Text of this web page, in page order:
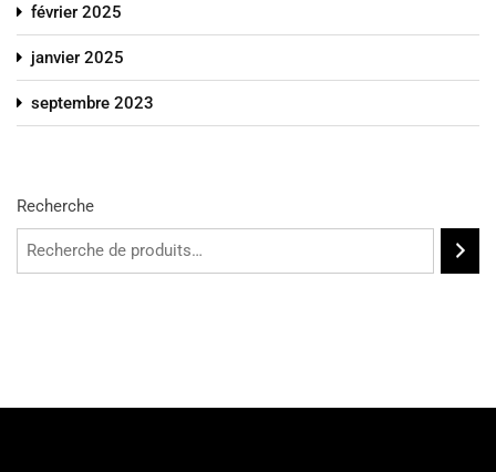
février 2025
janvier 2025
septembre 2023
Recherche